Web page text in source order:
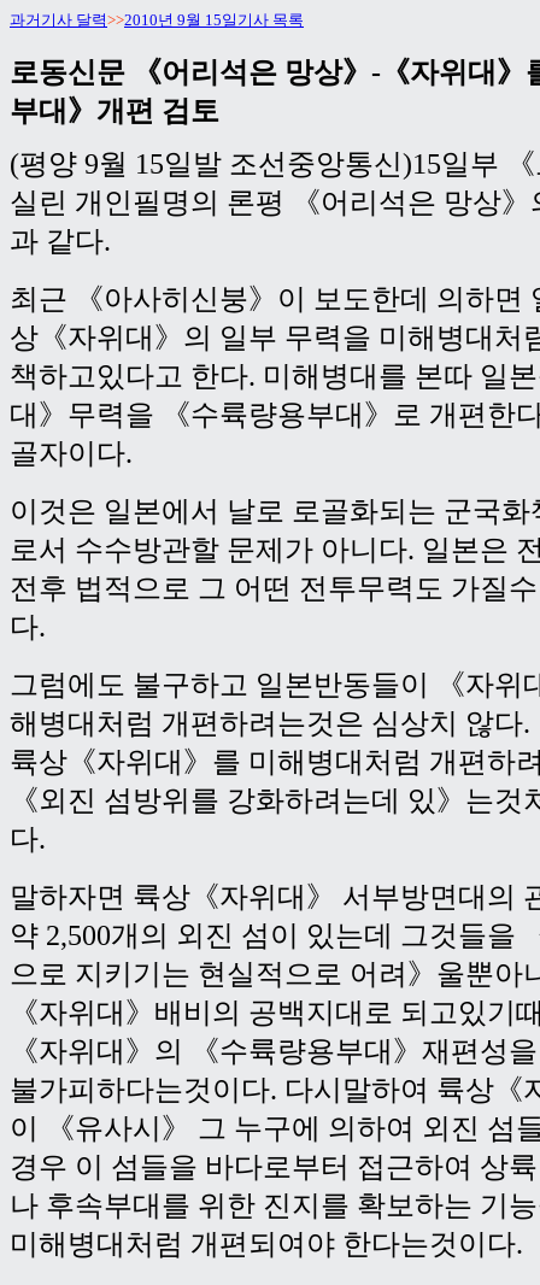
과거기사 달력>>2010년 9월 15일기사 목록
로동신문 《어리석은 망상》-《자위대》
부대》개편 검토
(평양 9월 15일발 조선중앙통신)15일부
실린 개인필명의 론평 《어리석은 망상
과 같다.
최근 《아사히신붕》이 보도한데 의하면
상《자위대》의 일부 무력을 미해병대처
책하고있다고 한다. 미해병대를 본따 일
대》무력을 《수륙량용부대》로 개편한
골자이다.
이것은 일본에서 날로 로골화되는 군국
로서 수수방관할 문제가 아니다. 일본은
전후 법적으로 그 어떤 전투무력도 가질
다.
그럼에도 불구하고 일본반동들이 《자위
해병대처럼 개편하려는것은 심상치 않다
륙상《자위대》를 미해병대처럼 개편하
《외진 섬방위를 강화하려는데 있》는것
다.
말하자면 륙상《자위대》 서부방면대의
약 2,500개의 외진 섬이 있는데 그것들을
으로 지키기는 현실적으로 어려》울뿐아
《자위대》배비의 공백지대로 되고있기
《자위대》의 《수륙량용부대》재편성
불가피하다는것이다. 다시말하여 륙상《
이 《유사시》 그 누구에 의하여 외진 섬
경우 이 섬들을 바다로부터 접근하여 상
나 후속부대를 위한 진지를 확보하는 기
미해병대처럼 개편되여야 한다는것이다.